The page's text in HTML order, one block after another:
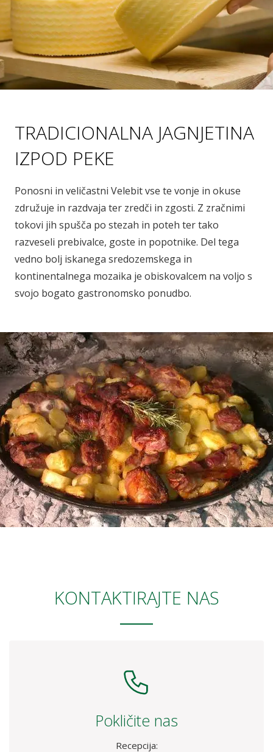
TRADICIONALNA JAGNJETINA
IZPOD PEKE
Ponosni in veličastni Velebit vse te vonje in okuse
združuje in razdvaja ter zredči in zgosti. Z zračnimi
tokovi jih spušča po stezah in poteh ter tako
razveseli prebivalce, goste in popotnike. Del tega
vedno bolj iskanega sredozemskega in
kontinentalnega mozaika je obiskovalcem na voljo s
svojo bogato gastronomsko ponudbo.
KONTAKTIRAJTE NAS
Pokličite nas
Recepcija: